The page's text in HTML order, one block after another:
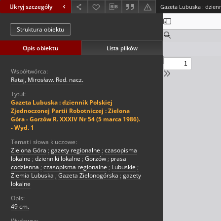
Ukryj szczegóły
Struktura obiektu
Opis obiektu Lista plików
Współtwórca:
Rataj, Mirosław. Red. nacz.
Tytuł:
Gazeta Lubuska : dziennik Polskiej
Zjednoczonej Partii Robotniczej : Zielona
Góra - Gorzów R. XXXIV Nr 54 (5 marca 1986).
- Wyd. 1
Temat i słowa kluczowe:
Zielona Góra ; gazety regionalne ; czasopisma
lokalne ; dzienniki lokalne ; Gorzów ; prasa
codzienna ; czasopisma regionalne ; Lubuskie ;
Ziemia Lubuska ; Gazeta Zielonogórska ; gazety
lokalne
Opis:
49 cm.